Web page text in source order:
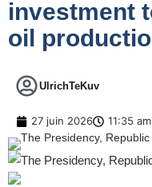
investment
oil
UlrichTeKuv
27 juin 2026 11:35 am